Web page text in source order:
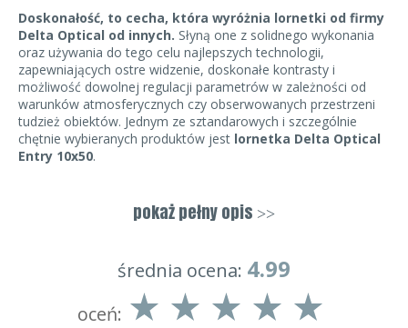
Doskonałość, to cecha, która wyróżnia lornetki od firmy
Delta Optical od innych. Słyną one z solidnego wykonania
oraz używania do tego celu najlepszych technologii,
zapewniających ostre widzenie, doskonałe kontrasty i
możliwość dowolnej regulacji parametrów w zależności od
warunków atmosferycznych czy obserwowanych przestrzeni
tudzież obiektów. Jednym ze sztandarowych i szczególnie
chętnie wybieranych produktów jest lornetka Delta Optical
Entry 10x50.
w uniwersalnym tego słowa znaczeniu. Wspaniale spisze się
lornetka turystyczna, lornetka myśliwska
Zabierając ją na pieszą wyprawę górskimi, mało poznanymi
szlakami na pewno doświadczysz niezapomnianych przeżyć,
których obrazy zapamiętasz w najdrobniejszych szczegółach,
właśnie dzięki niej.
pokaż pełny opis >>
średnia ocena: 4.99
oceń: